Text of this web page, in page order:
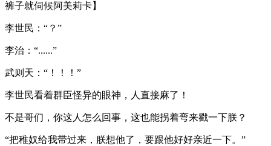
裤子就伺候阿美莉卡】
李世民：“？”
李治：“......”
武则天：“！！！”
李世民看着群臣怪异的眼神，人直接麻了！
不是哥们，你这人怎么回事，这也能拐着弯来戳一下朕？
“把稚奴给我带过来，朕想他了，要跟他好好亲近一下。”